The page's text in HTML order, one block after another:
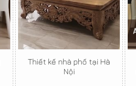
Thiết kế nhà phố tại Hà
Nội